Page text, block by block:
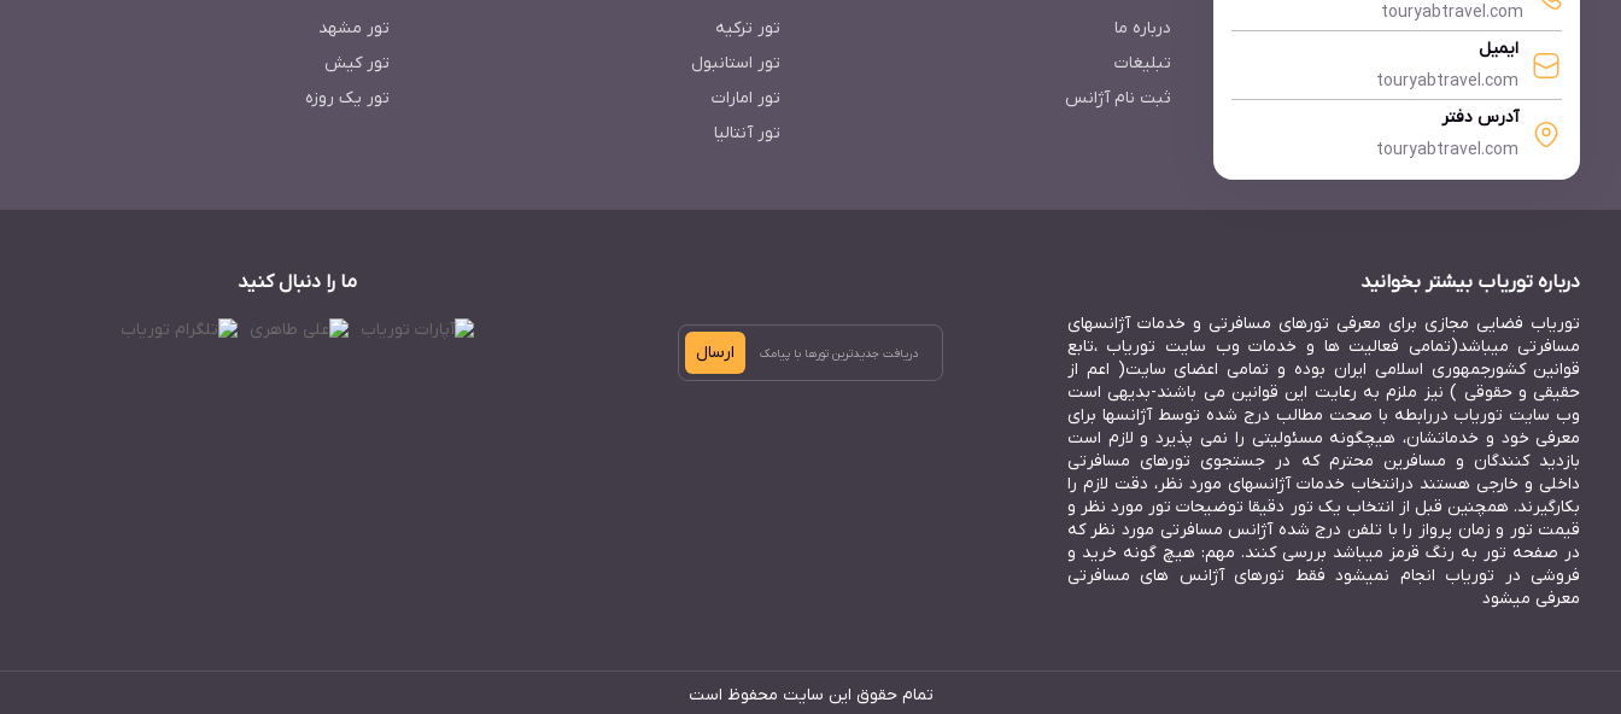
touryabtravel.com
ایمیل
touryabtravel.com
آدرس دفتر
touryabtravel.com
درباره ما
تبلیغات
ثبت نام آژانس
تور ترکیه
تور استانبول
تور امارات
تور آنتالیا
تور مشهد
تور کیش
تور یک روزه
درباره توریاب بیشتر بخوانید
توریاب فضایی مجازی برای معرفی تورهای مسافرتی و خدمات آژانسهای
مسافرتی میباشد(تمامی فعالیت ها و خدمات وب سایت توریاب ،تابع
قوانین کشورجمهوری اسلامی ایران بوده و تمامی اعضای سایت( اعم از
حقیقی و حقوقی ) نیز ملزم به رعایت این قوانین می باشند-بدیهی است
وب سایت توریاب دررابطه با صحت مطالب درج شده توسط آژانسها برای
معرفی خود و خدماتشان، هیچگونه مسئولیتی را نمی پذیرد و لازم است
بازدید کنندگان و مسافرین محترم که در جستجوی تورهای مسافرتی
داخلی و خارجی هستند درانتخاب خدمات آژانسهای مورد نظر، دقت لازم را
بکارگیرند. همچنین قبل از انتخاب یک تور دقیقا توضیحات تور مورد نظر و
قیمت تور و زمان پرواز را با تلفن درج شده آژانس مسافرتی مورد نظر که
در صفحه تور به رنگ قرمز میباشد بررسی کنند. مهم: هیچ گونه خرید و
فروشی در توریاب انجام نمیشود فقط تورهای آژانس های مسافرتی
معرفی میشود
ارسال
ما را دنبال کنید
تمام حقوق این سایت محفوظ است